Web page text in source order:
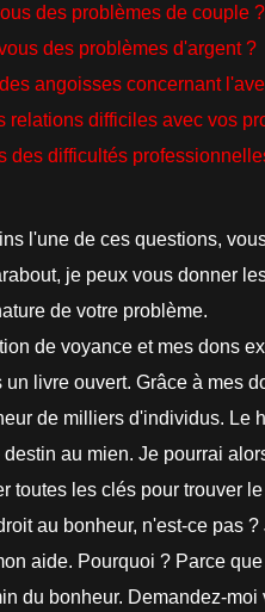
des problèmes de couple ?
des problèmes d'argent ?
angoisses concernant
relations difficiles avec vos
des difficultés
l'une de ces questions,
je peux vous donner
de votre problème.
de voyance et mes dons
livre ouvert. Grâce à mes
de milliers d'individus. Le
au mien. Je pourrai
toutes les clés pour trouver
au bonheur, n'est-ce pas
aide. Pourquoi ? Parce
du bonheur. Demandez-